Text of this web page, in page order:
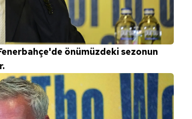
önümüzdeki sezonun